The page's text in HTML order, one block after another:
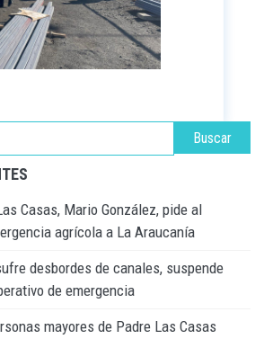
Casas, Mario González, pide al
agrícola a La Araucanía
desbordes de canales, suspende
de emergencia
mayores de Padre Las Casas